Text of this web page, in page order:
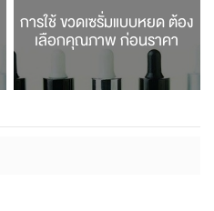
การใช้ ขวดเซรั่มแบบหยด ต้อง
เลือกคุณภาพ ก่อนราคา